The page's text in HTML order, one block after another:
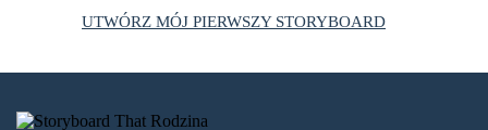
UTWÓRZ MÓJ PIERWSZY STORYBOARD